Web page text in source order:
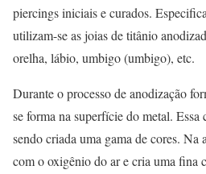
piercings iniciais e curados.
utilizam-se as joias de titânio
orelha, lábio, umbigo (umbigo), etc.
Durante o processo de anodização
se forma na superfície do metal. Essa
sendo criada uma gama de cores. Na
com o oxigênio do ar e cria uma fina